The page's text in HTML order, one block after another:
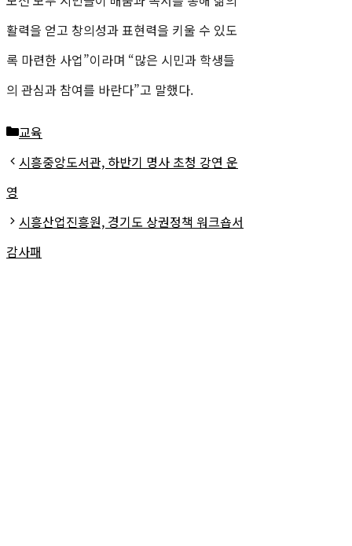
활력을 얻고 창의성과 표현력을 키울 수 있도
록 마련한 사업”이라며 “많은 시민과 학생들
의 관심과 참여를 바란다”고 말했다.
카
테
리
교육
시흥중앙도서관, 하반기 명사 초청 강연 운
영
시흥산업진흥원, 경기도 상권정책 워크숍서
감사패